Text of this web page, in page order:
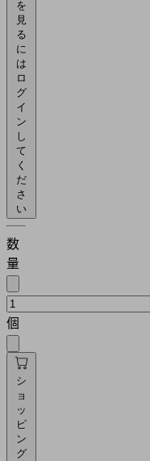
を
見
る
に
は
ロ
グ
イ
ン
し
て
く
だ
さ
い
数
量
個
シ
ョ
ッ
ピ
ン
グ